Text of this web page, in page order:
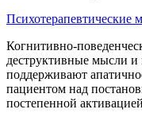
Психотерапевтические
Когнитивно-
деструктивные мысли и
поддерживают
пациентом над
постепенной